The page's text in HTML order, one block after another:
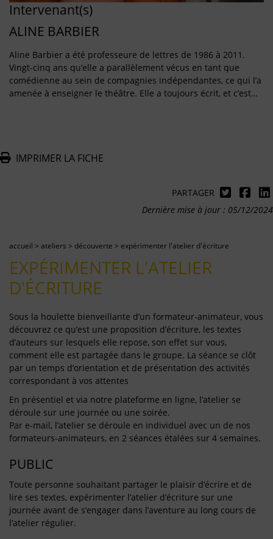
Intervenant(s)
ALINE BARBIER
Aline Barbier a été professeure de lettres de 1986 à 2011.
Vingt-cinq ans qu’elle a parallèlement vécus en tant que
comédienne au sein de compagnies indépendantes, ce qui l’a
amenée à enseigner le théâtre. Elle a toujours écrit, et c’est…
IMPRIMER LA FICHE
PARTAGER
Dernière mise à jour : 05/12/2024
accueil > ateliers > découverte > expérimenter l'atelier d'écriture
EXPÉRIMENTER L'ATELIER
D'ÉCRITURE
Sous la houlette bienveillante d’un formateur-animateur, vous
découvrez ce qu’est une proposition d’écriture, les textes
d’auteurs sur lesquels elle repose, son effet sur vous,
comment elle est partagée dans le groupe. La séance se clôt
par un temps d’orientation et de présentation des activités
correspondant à vos attentes
En présentiel et via notre plateforme en ligne, l’atelier se
déroule sur une journée ou une soirée.
Par e-mail, l’atelier se déroule en individuel avec un de nos
formateurs-animateurs, en 2 séances étalées sur 4 semaines.
PUBLIC
Toute personne souhaitant partager le plaisir d’écrire et de
lire ses textes, expérimenter l’atelier d’écriture sur une
journée avant de s’engager dans l’aventure au long cours de
l’atelier régulier.